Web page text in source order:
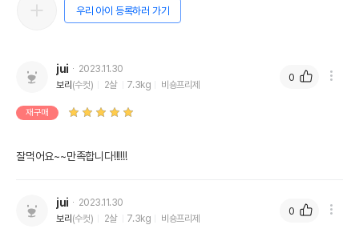
우리 아이 등록하러 가기
jui
2023.11.30
보리 (수컷) 2살 7.3kg 비숑프리제
재구매
잘먹어요~~만족합니다!!!!!!
0
jui
2023.11.30
보리 (수컷) 2살 7.3kg 비숑프리제
0